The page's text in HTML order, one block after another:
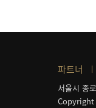
파트너
서울시 종
Copyright